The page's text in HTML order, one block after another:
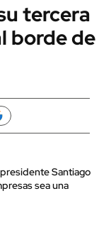
tercera
borde de
Santiago
sea una